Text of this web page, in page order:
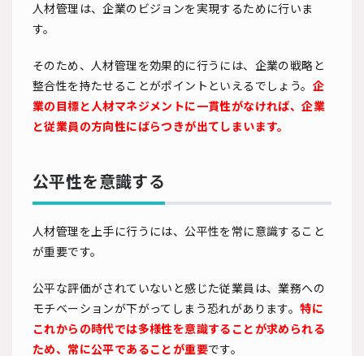
人材管理は、企業のビジョンを実現するために行いま
す。
そのため、人材管理を効果的に行うには、企業の戦略と
整合性を持たせることがポイントといえるでしょう。 企
業の目標と人材マネジメントに一貫性がなければ、企業
と従業員の方向性にばらつきが出てしまいます。
公平性を意識する
人材管理を上手に行うには、公平性を常に意識すること
が重要です。
公平な評価がされていないと感じた従業員は、業務への
モチベーションが下がってしまう恐れがあります。特に
これからの時代では多様性を意識することが求められる
ため、常に公平であることが重要です。